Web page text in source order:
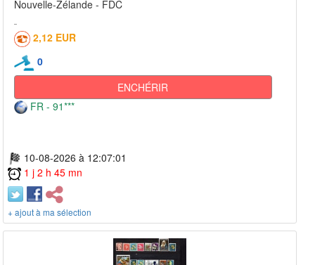
Nouvelle-Zélande - FDC
2,12 EUR
0
ENCHÉRIR
FR - 91***
10-08-2026 à 12:07:01
1 j 2 h 45 mn
+ ajout à ma sélection